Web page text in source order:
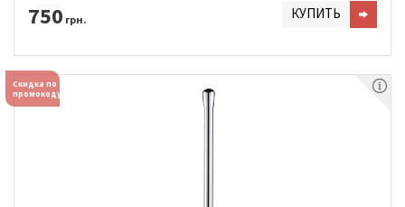
750 грн. КУПИТЬ
Скидка по
промокоду